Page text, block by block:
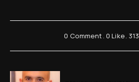
0 Comment 0 Like 313
Post